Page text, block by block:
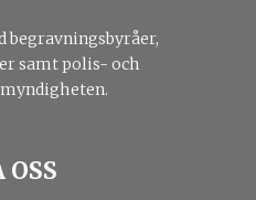
begravningsbyråer,
samt polis- och